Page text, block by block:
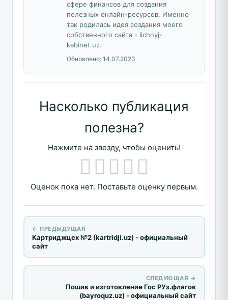
сфере финансов для создания
полезных онлайн-ресурсов. Именно
так родилась идея создания моего
собственного сайта - lichnyj-
kabinet.uz.
Обновлено: 14.07.2023
Насколько публикация
полезна?
Нажмите на звезду, чтобы оценить!
Оценок пока нет. Поставьте оценку первым.
← ПРЕДЫДУЩАЯ
Картриджцех №2 (kartridji.uz) - официальный
сайт
СЛЕДУЮЩАЯ →
Пошив и изготовление Гос РУз.флагов
(bayroquz.uz) - официальный сайт